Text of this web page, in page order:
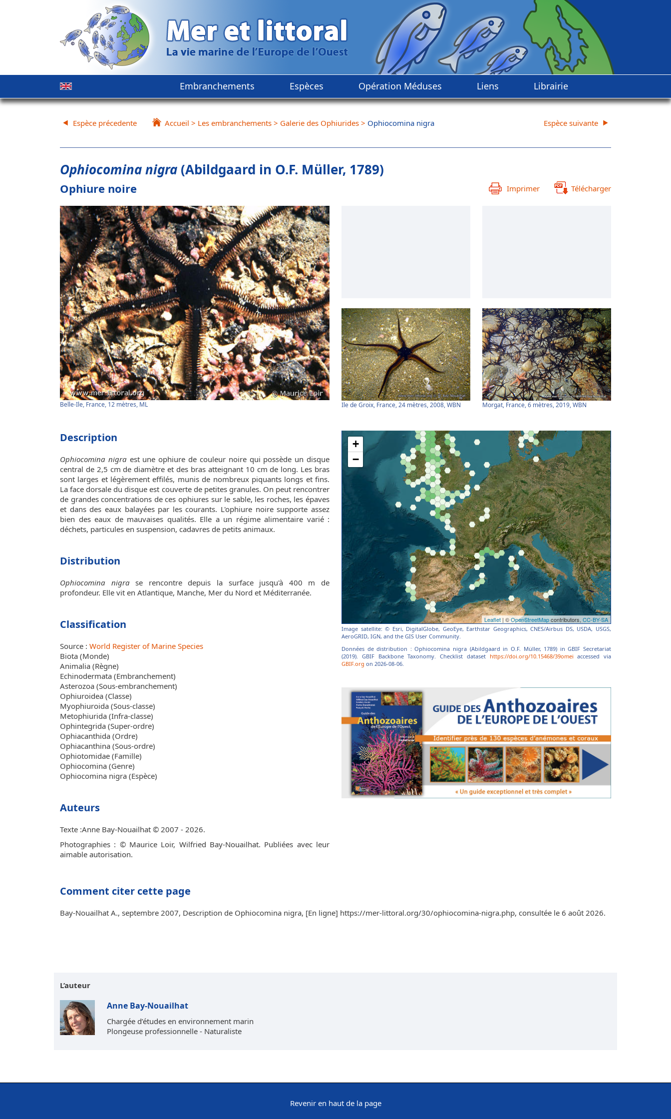
Embranchements Espèces Opération Méduses Liens Librairie
Espèce précedente Accueil > Les embranchements > Galerie des Ophiurides > Ophiocomina nigra Espèce suivante
Ophiocomina nigra (Abildgaard in O.F. Müller, 1789)
Ophiure noire Imprimer Télécharger
Belle-Ile, France, 12 mètres, ML Ile de Groix, France, 24 mètres, 2008, WBN Morgat, France, 6 mètres, 2019, WBN
Description
Ophiocomina nigraest une ophiure de couleur noire qui possède un disque
central de 2,5 cm de diamètre et des bras atteignant 10 cm de long. Les bras
sont larges et légèrement effilés, munis de nombreux piquants longs et fins.
La face dorsale du disque est couverte de petites granules. On peut rencontrer
de grandes concentrations de ces ophiures sur le sable, les roches, les épaves
et dans des eaux balayées par les courants. L'ophiure noire supporte assez
bien des eaux de mauvaises qualités. Elle a un régime alimentaire varié :
déchets, particules en suspension, cadavres de petits animaux.
Distribution
Ophiocomina nigrase rencontre depuis la surface jusqu'à 400 m de
profondeur. Elle vit en Atlantique, Manche, Mer du Nord et Méditerranée.
Classification
Source : World Register of Marine Species
Biota (Monde)
Animalia (Règne)
Echinodermata (Embranchement)
Asterozoa (Sous-embranchement)
Ophiuroidea (Classe)
Myophiuroida (Sous-classe)
Metophiurida (Infra-classe)
Ophintegrida (Super-ordre)
Ophiacanthida (Ordre)
Ophiacanthina (Sous-ordre)
Ophiotomidae (Famille)
Ophiocomina (Genre)
Ophiocomina nigra (Espèce)
Auteurs
Texte :Anne Bay-Nouailhat © 2007 - 2026.
Photographies : © Maurice Loir, Wilfried Bay-Nouailhat. Publiées avec leur
aimable autorisation.
Image satellite: © Esri, DigitalGlobe, GeoEye, Earthstar Geographics, CNES/Airbus DS, USDA, USGS,
AeroGRID, IGN, and the GIS User Community.
Données de distribution : Ophiocomina nigra (Abildgaard in O.F. Müller, 1789) in GBIF Secretariat
(2019). GBIF Backbone Taxonomy. Checklist dataset https://doi.org/10.15468/39omei accessed via
GBIF.org on 2026-08-06.
Comment citer cette page
Bay-Nouailhat A., septembre 2007, Description de Ophiocomina nigra, [En ligne] https://mer-littoral.org/30/ophiocomina-nigra.php, consultée le 6 août 2026.
L’auteur
Anne Bay-Nouailhat
Chargée d’études en environnement marin
Plongeuse professionnelle - Naturaliste
Revenir en haut de la page